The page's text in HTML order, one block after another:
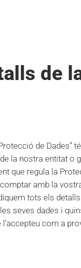
de
de
la nostra entitat
que regula la
amb la
tots els
seves dades i
com a